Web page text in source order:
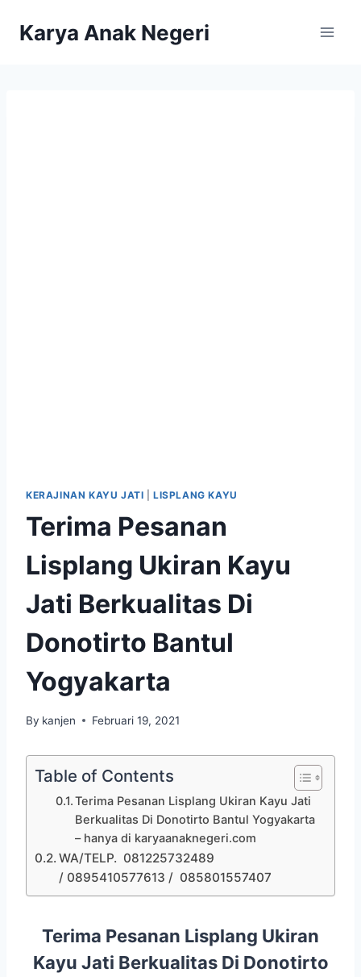
Karya Anak Negeri
KERAJINAN KAYU JATI |LISPLANG KAYU
Terima Pesanan
Lisplang Ukiran Kayu
Jati Berkualitas Di
Donotirto Bantul
Yogyakarta
By kanjen Februari 19, 2021
Table of Contents
Terima Pesanan Lisplang Ukiran Kayu Jati
Berkualitas Di Donotirto Bantul Yogyakarta
– hanya di karyaanaknegeri.com
WA/TELP. 081225732489
/ 0895410577613 / 085801557407
Terima Pesanan Lisplang Ukiran
Kayu Jati Berkualitas Di Donotirto